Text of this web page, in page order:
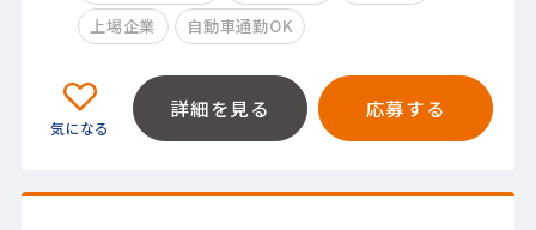
上場企業
自動車通勤OK
詳細を見る 応募する